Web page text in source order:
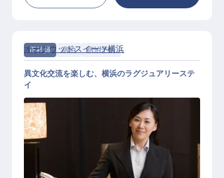
正社員 宿泊 宿泊予約
オークウッドスイーツ横浜
異文化交流を楽しむ、横浜のラグジュアリーステ
イ